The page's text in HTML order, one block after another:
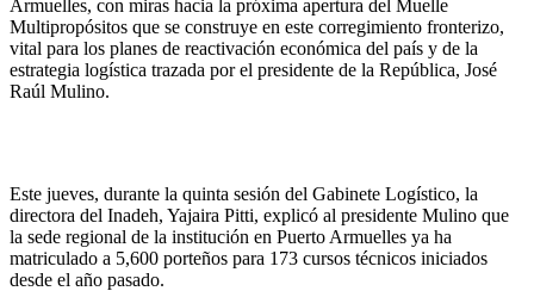
Armuelles, con miras hacia la próxima apertura del Muelle
Multipropósitos que se construye en este corregimiento fronterizo,
vital para los planes de reactivación económica del país y de la
estrategia logística trazada por el presidente de la República, José
Raúl Mulino.
Este jueves, durante la quinta sesión del Gabinete Logístico, la
directora del Inadeh, Yajaira Pitti, explicó al presidente Mulino que
la sede regional de la institución en Puerto Armuelles ya ha
matriculado a 5,600 porteños para 173 cursos técnicos iniciados
desde el año pasado.